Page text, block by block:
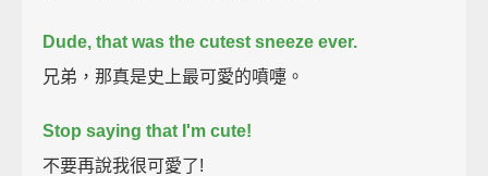
Dude, that was the cutest sneeze ever.
兄弟，那真是史上最可愛的噴嚏。
Stop saying that I'm cute!
不要再說我很可愛了!